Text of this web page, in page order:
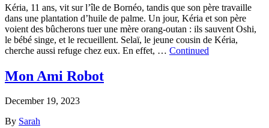
Kéria, 11 ans, vit sur l’île de Bornéo, tandis que son père travaille
dans une plantation d’huile de palme. Un jour, Kéria et son père
voient des bûcherons tuer une mère orang-outan : ils sauvent Oshi,
le bébé singe, et le recueillent. Selaï, le jeune cousin de Kéria,
cherche aussi refuge chez eux. En effet, … Continued
Mon Ami Robot
December 19, 2023
By Sarah